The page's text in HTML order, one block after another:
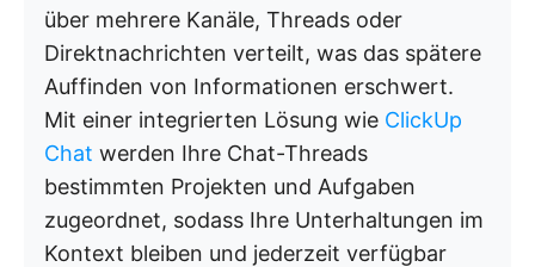
über mehrere Kanäle, Threads oder
Direktnachrichten verteilt, was das spätere
Auffinden von Informationen erschwert.
Mit einer integrierten Lösung wie ClickUp
Chat werden Ihre Chat-Threads
bestimmten Projekten und Aufgaben
zugeordnet, sodass Ihre Unterhaltungen im
Kontext bleiben und jederzeit verfügbar